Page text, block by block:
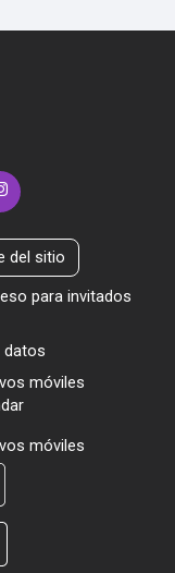
del sitio
para invitados
datos
móviles
móviles